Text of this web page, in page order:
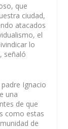
que
ciudad,
atacados
el
lo
señaló
Ignacio
una
de que
como estas
de